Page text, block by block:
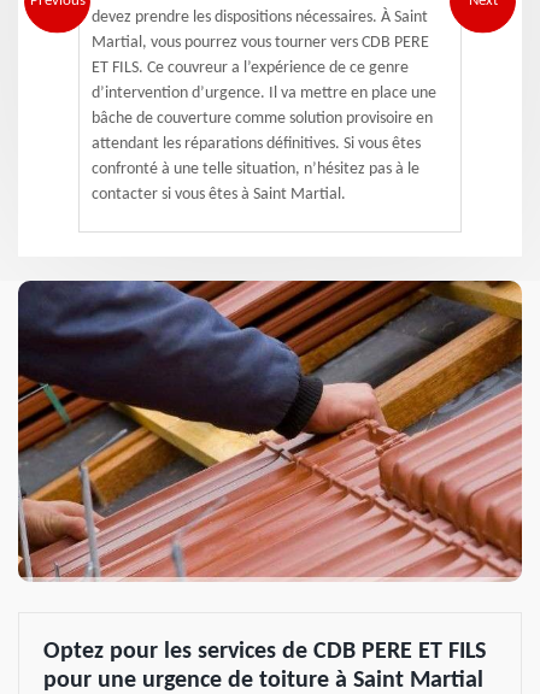
devez prendre les dispositions nécessaires. À Saint
Martial, vous pourrez vous tourner vers CDB PERE
ET FILS. Ce couvreur a l’expérience de ce genre
d’intervention d’urgence. Il va mettre en place une
bâche de couverture comme solution provisoire en
attendant les réparations définitives. Si vous êtes
confronté à une telle situation, n’hésitez pas à le
contacter si vous êtes à Saint Martial.
Optez pour les services de CDB PERE ET FILS
pour une urgence de toiture à Saint Martial